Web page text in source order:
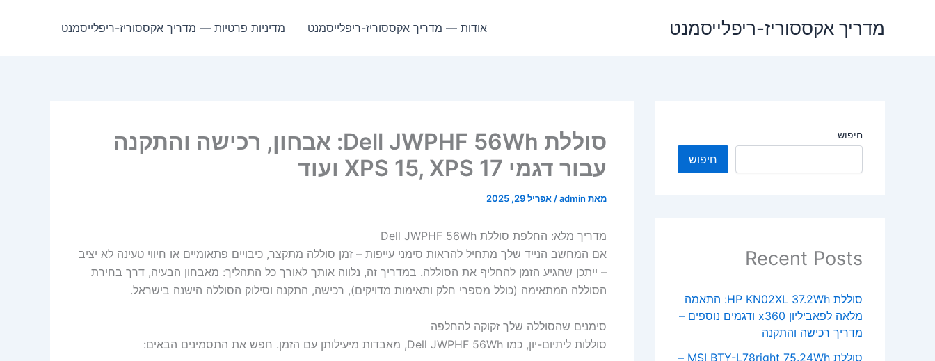
מדריך אקססוריז-ריפלייסמנט אודות — מדריך אקססוריז-ריפלייסמנט מדיניות פרטיות — מדריך אקססוריז-ריפלייסמנט
חיפוש
חיפוש
Recent Posts
סוללת HP KN02XL 37.2Wh: התאמה
מלאה לפאביליון x360 ודגמים נוספים –
מדריך רכישה והתקנה
סוללת MSI BTY-L78right 75.24Wh –
סוללת Dell JWPHF 56Wh: אבחון, רכישה והתקנה
עבור דגמי XPS 15, XPS 17 ועוד
מאת admin
/ אפריל 29, 2025
מדריך מלא: החלפת סוללת Dell JWPHF 56Wh
אם המחשב הנייד שלך מתחיל להראות סימני עייפות – זמן סוללה מתקצר, כיבויים פתאומיים או חיווי טעינה לא יציב
– ייתכן שהגיע הזמן להחליף את הסוללה. במדריך זה, נלווה אותך לאורך כל התהליך: מאבחון הבעיה, דרך בחירת
הסוללה המתאימה (כולל מספרי חלק ותאימות מדויקים), רכישה, התקנה וסילוק הסוללה הישנה בישראל.
סימנים שהסוללה שלך זקוקה להחלפה
סוללות ליתיום-יון, כמו Dell JWPHF 56Wh, מאבדות מיעילותן עם הזמן. חפש את התסמינים הבאים: